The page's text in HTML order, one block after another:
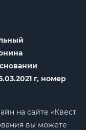
г, номер
на сайте «Квест
вы можете